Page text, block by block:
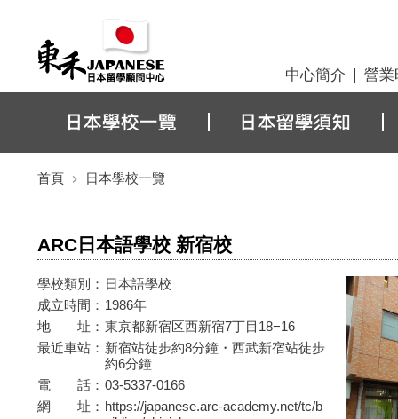
中心簡介 營業
首頁 日本學校一覽
ARC日本語學校 新宿校
學校類別： 日本語學校
成立時間： 1986年
地 址： 東京都新宿区西新宿7丁目18−16
最近車站： 新宿站徒步約8分鐘・西武新宿站徒步
約6分鐘
電 話： 03-5337-0166
網 址： https://japanese.arc-academy.net/tc/b